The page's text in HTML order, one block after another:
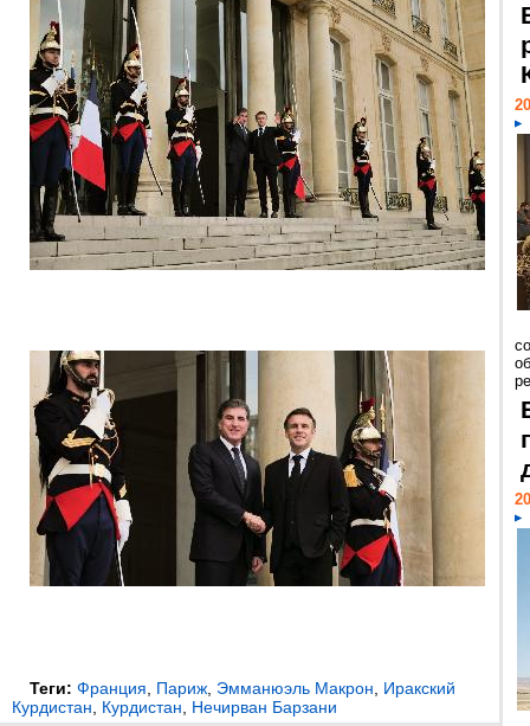
Теги: Франция Париж Эмманюэль Макрон
Иракский
Курдистан
Курдистан Нечирван Барзани